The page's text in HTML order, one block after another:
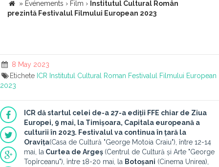
» Evénements › Film › Institutul Cultural Român
prezintă Festivalul Filmului European 2023
8 May 2023
Etichete ICR Institutul Cultural Roman Festivalul Filmului European
2023
ICR dă startul celei de-a 27-a ediții FFE chiar de Ziua
Europei, 9 mai, la Timișoara, Capitala europeană a
culturii în 2023. Festivalul va continua în țară la
Oravița(Casa de Cultură "George Motoia Craiu"), între 12-14
mai,
la Curtea de Argeș (Centrul de Cultură și Arte "George
Topîrceanu"), între 18-20 mai, la Botoșani (Cinema Unirea),